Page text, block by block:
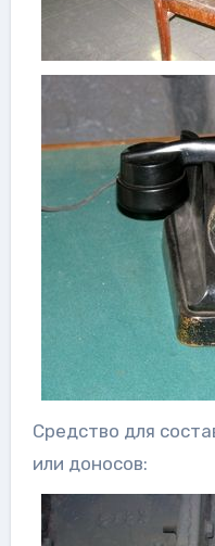
Средство для
или доносов: